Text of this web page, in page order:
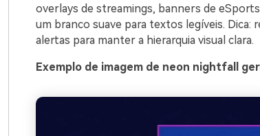
overlays de streamings, banners de
um branco suave para textos legíveis. Dica:
alertas para manter a hierarquia visual clara.
Exemplo de imagem de neon nightfall